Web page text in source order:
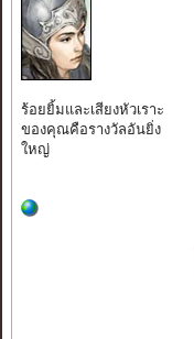
ร้อยยิ้มและเสียงหัวเราะ
ของคุณคือรางวัลอันยิ่ง
ใหญ่